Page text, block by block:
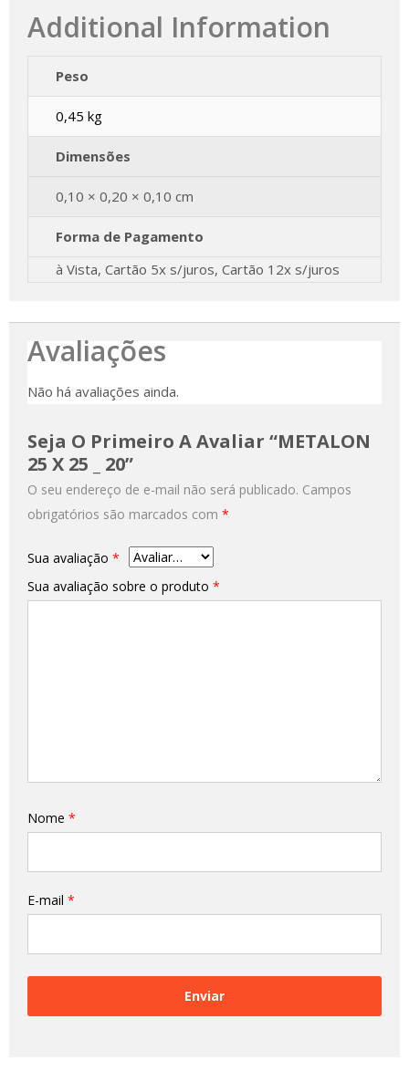
Additional Information
Peso
0,45 kg
Dimensões
0,10 × 0,20 × 0,10 cm
Forma de Pagamento
à Vista, Cartão 5x s/juros, Cartão 12x s/juros
Avaliações
Não há avaliações ainda.
Seja O Primeiro A Avaliar “METALON
25 X 25 _ 20”
O seu endereço de e-mail não será publicado. Campos
obrigatórios são marcados com *
Sua avaliação *
Sua avaliação sobre o produto *
Nome *
E-mail *